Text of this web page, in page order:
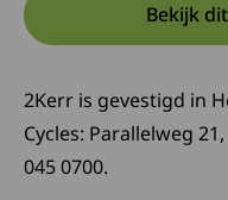
Bekijk
2Kerr is gevestigd in
Cycles: Parallelweg
045 0700.